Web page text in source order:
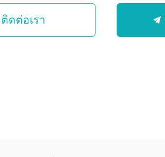
ติดต่อเรา